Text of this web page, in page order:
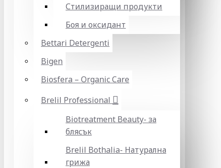
Стилизиращи продукти
Боя и оксидант
Bettari Detergenti
Bigen
Biosfera – Organic Care
Brelil Professional
Biotreatment Beauty- за
блясък
Brelil Bothalia- Натурална
грижа